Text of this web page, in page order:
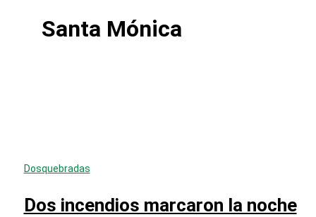
Santa Mónica
Dosquebradas
Dos incendios marcaron la noche